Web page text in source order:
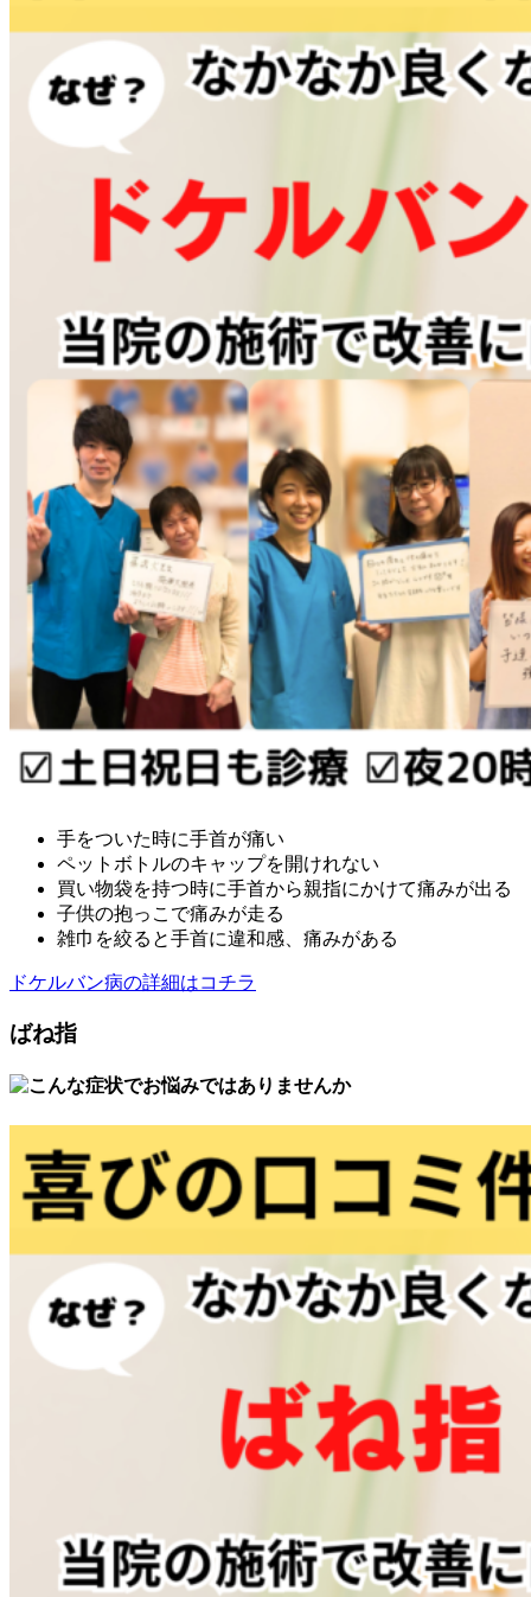
手をついた時に手首が痛い
ペットボトルのキャップを開けれない
買い物袋を持つ時に手首から親指にかけて痛みが出る
子供の抱っこで痛みが走る
雑巾を絞ると手首に違和感、痛みがある
ドケルバン病の詳細はコチラ
ばね指